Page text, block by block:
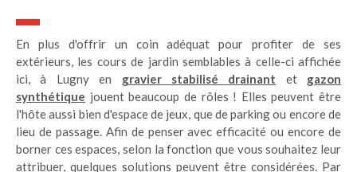
En plus d'offrir un coin adéquat pour profiter de ses
extérieurs, les cours de jardin semblables à celle-ci affichée
ici, à Lugny en gravier stabilisé drainant et gazon
synthétique jouent beaucoup de rôles ! Elles peuvent être
l'hôte aussi bien d'espace de jeux, que de parking ou encore de
lieu de passage. Afin de penser avec efficacité ou encore de
borner ces espaces, selon la fonction que vous souhaitez leur
attribuer, quelques solutions peuvent être considérées. Par